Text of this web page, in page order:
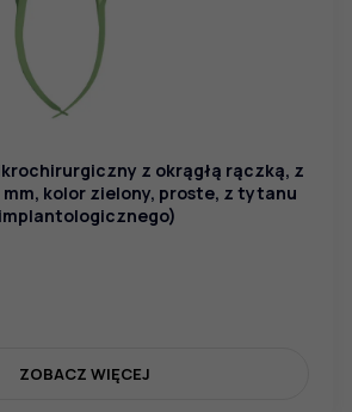
z okrągłą rączką, z
mm, kolor zielony, proste, z tytanu
ZOBACZ WIĘCEJ